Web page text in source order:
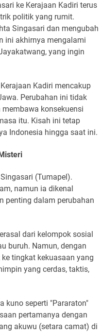
ke Kerajaan Kadiri terus
politik yang rumit.
Singasari dan mengubah
ini akhirnya mengalami
yang ingin
Kadiri mencakup
Perubahan ini tidak
konsekuensi
itu. Kisah ini tetap
Indonesia hingga saat ini.
(Tumapel).
namun ia dikenal
penting dalam perubahan
dari kelompok sosial
buruh. Namun, dengan
tingkat kekuasaan yang
yang cerdas, taktis,
kuno seperti "Pararaton"
pertamanya dengan
akuwu (setara camat) di